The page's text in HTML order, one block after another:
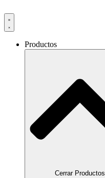
Productos
Cerrar Productos